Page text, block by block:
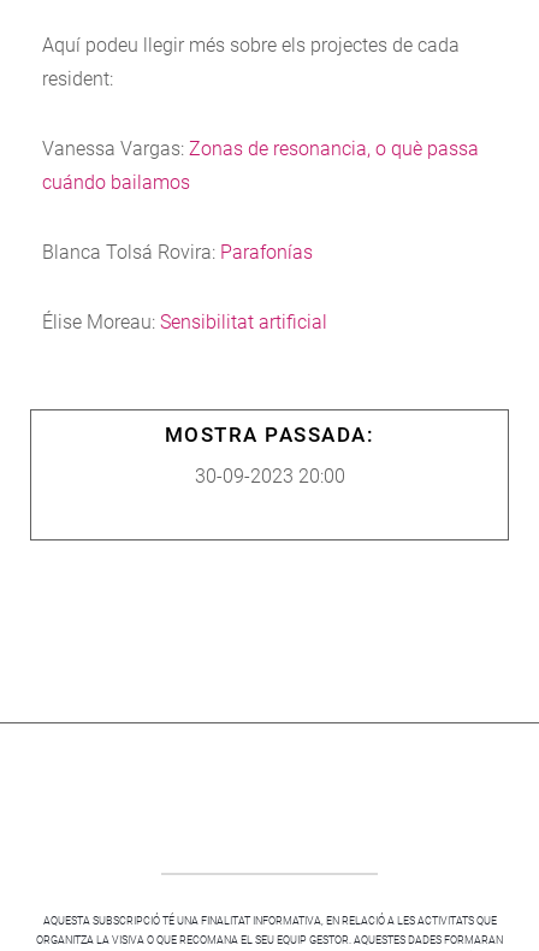
Aquí podeu llegir més sobre els projectes de cada
resident:
Vanessa Vargas: Zonas de resonancia, o què passa
cuándo bailamos
Blanca Tolsá Rovira: Parafonías
Élise Moreau: Sensibilitat artificial
MOSTRA PASSADA:
30-09-2023 20:00
AQUESTA SUBSCRIPCIÓ TÉ UNA FINALITAT INFORMATIVA, EN RELACIÓ A LES ACTIVITATS QUE
ORGANITZA LA VISIVA O QUE RECOMANA EL SEU EQUIP GESTOR. AQUESTES DADES FORMARAN